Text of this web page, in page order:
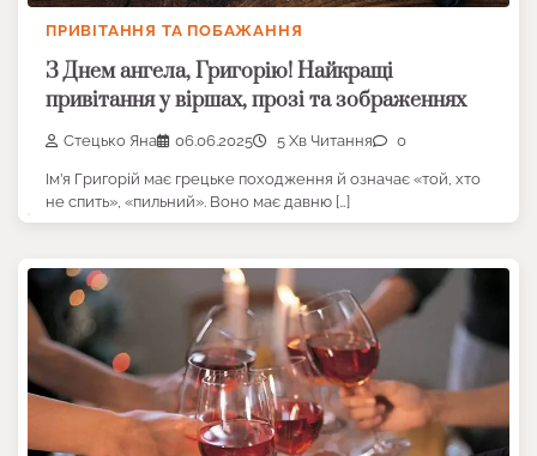
ПРИВІТАННЯ ТА ПОБАЖАННЯ
З Днем ангела, Григорію! Найкращі
привітання у віршах, прозі та зображеннях
Стецько Яна 06.06.2025 5 Хв Читання 0
Ім’я Григорій має грецьке походження й означає «той, хто
не спить», «пильний». Воно має давню […]